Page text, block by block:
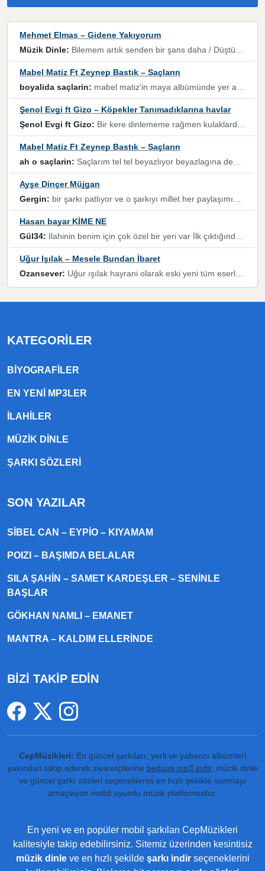
Mehmet Elmas – Gidene Yakıyorum
Müzik Dinle: Bilemem artık senden bir şans daha / Düştüğün zaman ben olmayacağım yanında” dizeleri, artık geçmişin tekrarına izin verilmeyeceğini, kişisel sınırların çizildiğini gösteriyor.
Mabel Matiz Ft Zeynep Bastık – Saçların
boyalida saçlarin: mabel matiz'in maya albümünde yer alan güzellerden. parça da şarkı hani! müzikal altyapısına vurulduğum, sözlerinde kaybolduğum bir parça olmuş.
Şenol Evgi ft Gizo – Köpekler Tanımadıklarına havlar
Şenol Evgi ft Gizo: Bir kere dinlememe rağmen kulaklardan gitmiyor sen sen sen sen kurban ol sen sen sen sen hayran ol yükses ses müzik dinleme sebebisiniz canlar bomba gibi patladınız maşallah
Mabel Matiz Ft Zeynep Bastık – Saçların
ah o saçlarin: Saçlarım tel tel beyazlıyor beyazlagına degil yanımda sen yoksun ona üzülüyorum günler bir bir geçiyor geçen günlere değil sensiz geçen günlere darılıyorum,Dinledikce asla kavusamayacagim ama asla unutamicagim sevdiğim adam için yanar içim
Ayşe Dinçer Müjgan
Gergin: bir şarkı patlıyor ve o şarkıyı millet her paylaşımın altına koyuyor ve öyle bir durum hal alıyor ki şarkıyı dinlemeden şarkıdan bikıyorsun Ama bu enteresan bir şekilde dillere dolanıyor millet olarak seviyoruz dertlerle boğuşurken bir yandan da göbek atmayi))) diyeceklerim bu kadar güzel hoş bir sayfa emeğinize sağlık arkadaşlar kolay gelsin
Hasan bayar KİME NE
Gül34: Ilahinin benim için çok özel bir yeri var İlk çıktığında komşum ne kadar yüksek sesle dinliyorsa orada duymuştum ve YouTube'dan aratıp Bu ilahiyi bulmuştum ve sonra müdavimi oldum günlük Ben de 3-5 kere dinleyip ezberleyip artık ilahiye bende eşlik ediyorum yüksek sesle Allah razı olsun hizmet nimettir Rabbim sizin zahmetlerinize de hayırlı nimetler versin Selam ve dua ile Allah'a emanet olun
Uğur Işılak – Mesele Bundan İbaret
Ozansever: Uğur ışılak hayrani olarak eski yeni tüm eserlerini keyifle huzurla dinleyenlerden birisiyim, emeğine saygı duyan gönül veren bunu en güzel şekilde sevenlerine ulaştıran siz değerli sayfa yöneticilerine de teşekkür ederim
KATEGORILER
BIYOGRAFILER
EN YENI MP3LER
ILAHILER
MÜZIK DINLE
ŞARKI SÖZLERI
SON YAZILAR
SIBEL CAN – EYPIO – KIYAMAM
POIZI – BAŞIMDA BELALAR
SILA ŞAHIN – SAMET KARDEŞLER – SENINLE
BAŞLAR
GÖKHAN NAMLI – EMANET
MANTRA – KALDIM ELLERINDE
BİZİ TAKİP EDİN
CepMüzikleri: En güncel şarkıları, yerli ve yabancı albümleri
yakından takip ederek ziyaretçilerine bedava mp3 indir, müzik dinle
ve güncel şarkı sözleri seçeneklerini en hızlı şekilde sunmayı
amaçlayan mobil uyumlu müzik platformudur.
En yeni ve en popüler mobil şarkıları CepMüzikleri
kalitesiyle takip edebilirsiniz. Sitemiz üzerinden kesintisiz
müzik dinleve en hızlı şekilde şarkı indirseçeneklerini